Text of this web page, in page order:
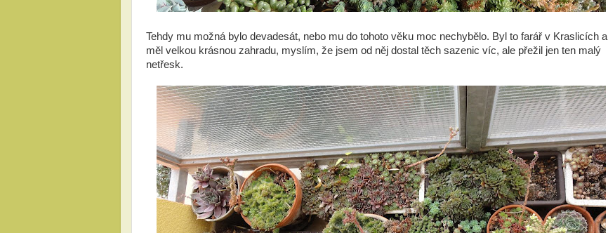
Tehdy mu možná bylo devadesát, nebo mu do tohoto věku moc nechybělo. Byl to farář v Kraslicích a
měl velkou krásnou zahradu, myslím, že jsem od něj dostal těch sazenic víc, ale přežil jen ten malý
netřesk.